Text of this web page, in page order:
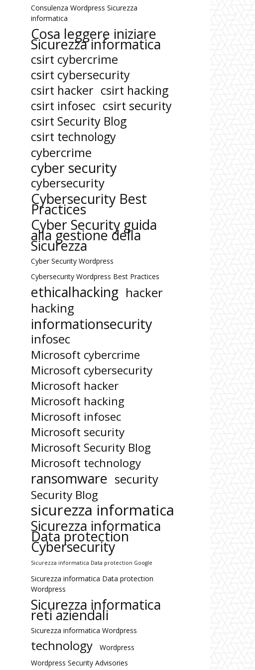
Consulenza Wordpress Sicurezza
informatica
Cosa leggere iniziare
Sicurezza informatica
csirt cybercrime
csirt cybersecurity
csirt hacker csirt hacking
csirt infosec csirt security
csirt Security Blog
csirt technology
cybercrime
cyber security
cybersecurity
Cybersecurity Best
Practices
Cyber Security guida
alla gestione della
Sicurezza
Cyber Security Wordpress
Cybersecurity Wordpress Best Practices
ethicalhacking hacker
hacking
informationsecurity
infosec
Microsoft cybercrime
Microsoft cybersecurity
Microsoft hacker
Microsoft hacking
Microsoft infosec
Microsoft security
Microsoft Security Blog
Microsoft technology
ransomware security
Security Blog
sicurezza informatica
Sicurezza informatica
Data protection
Cybersecurity
Sicurezza informatica Data protection Google
Sicurezza informatica Data protection
Wordpress
Sicurezza informatica
reti aziendali
Sicurezza informatica Wordpress
technology
Wordpress
Wordpress Security Advisories